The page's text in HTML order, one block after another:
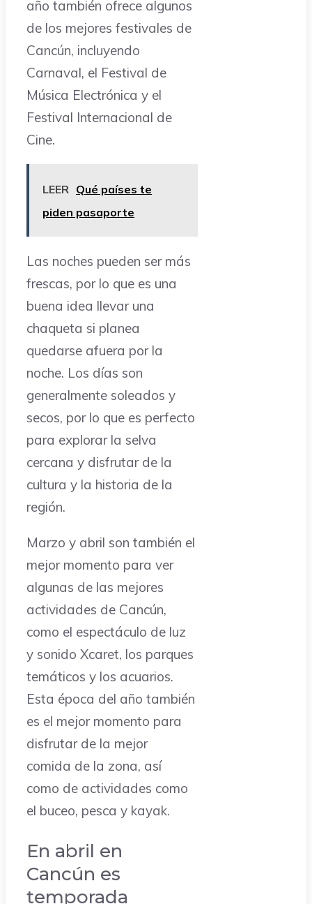
año también ofrece algunos
de los mejores festivales de
Cancún, incluyendo
Carnaval, el Festival de
Música Electrónica y el
Festival Internacional de
Cine.
LEER Qué países te
piden pasaporte
Las noches pueden ser más
frescas, por lo que es una
buena idea llevar una
chaqueta si planea
quedarse afuera por la
noche. Los días son
generalmente soleados y
secos, por lo que es perfecto
para explorar la selva
cercana y disfrutar de la
cultura y la historia de la
región.
Marzo y abril son también el
mejor momento para ver
algunas de las mejores
actividades de Cancún,
como el espectáculo de luz
y sonido Xcaret, los parques
temáticos y los acuarios.
Esta época del año también
es el mejor momento para
disfrutar de la mejor
comida de la zona, así
como de actividades como
el buceo, pesca y kayak.
En abril en
Cancún es
temporada